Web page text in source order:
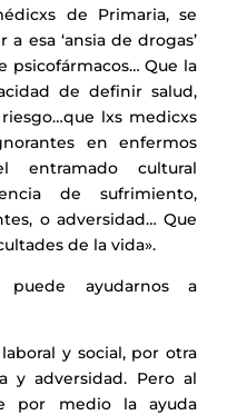
de Primaria, se
esa ‘ansia de drogas’
psicofármacos… Que la
de definir salud,
lxs medicxs
en enfermos
entramado cultural
de sufrimiento,
o adversidad… Que
de la vida».
ayudarnos a
y social, por otra
y adversidad. Pero al
por medio la ayuda